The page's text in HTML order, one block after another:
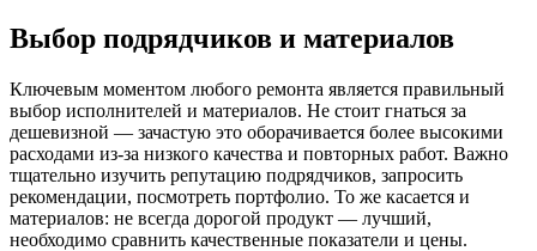
Выбор подрядчиков и материалов
Ключевым моментом любого ремонта является правильный
выбор исполнителей и материалов. Не стоит гнаться за
дешевизной — зачастую это оборачивается более высокими
расходами из-за низкого качества и повторных работ. Важно
тщательно изучить репутацию подрядчиков, запросить
рекомендации, посмотреть портфолио. То же касается и
материалов: не всегда дорогой продукт — лучший,
необходимо сравнить качественные показатели и цены.